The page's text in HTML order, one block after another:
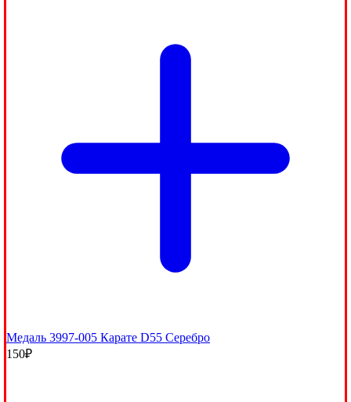
Медаль 3997-005 Карате D55 Серебро
150₽